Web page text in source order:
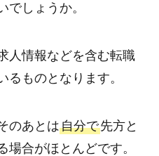
でしょうか。
人情報などを含む転職
るものとなります。
のあとは自分で先方と
場合がほとんどです。